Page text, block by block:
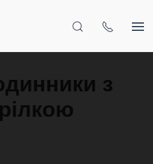
з